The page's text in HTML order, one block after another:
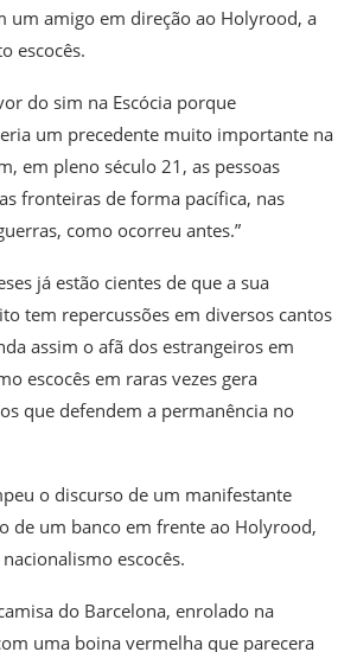
um amigo em direção ao Holyrood, a
escocês.
do sim na Escócia porque
um precedente muito importante na
em pleno século 21, as pessoas
fronteiras de forma pacífica, nas
como ocorreu antes.”
já estão cientes de que a sua
tem repercussões em diversos cantos
assim o afã dos estrangeiros em
escocês em raras vezes gera
que defendem a permanência no
o discurso de um manifestante
de um banco em frente ao Holyrood,
escocês.
do Barcelona, enrolado na
uma boina vermelha que parecera